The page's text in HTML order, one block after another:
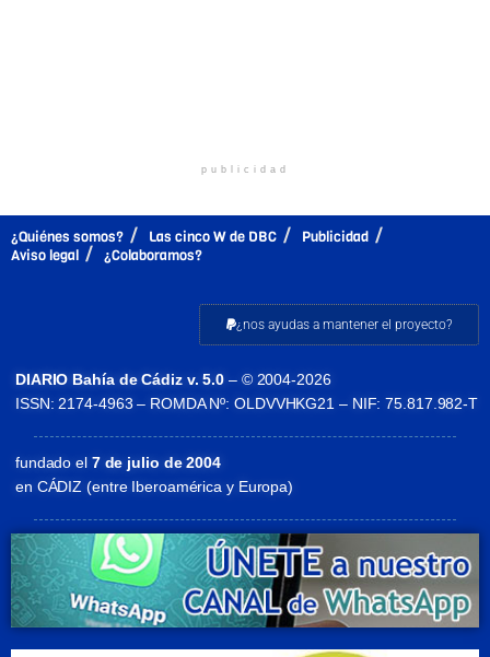
publicidad
¿Quiénes somos? Las cinco W de DBC
Publicidad
Aviso legal
¿Colaboramos?
¿nos ayudas a mantener el proyecto?
DIARIO Bahía de Cádiz v. 5.0 – © 2004-2026
ISSN: 2174-4963 – ROMDA Nº: OLDVVHKG21 – NIF: 75.817.982-T
fundado el7 de julio de 2004
en CÁDIZ (entre Iberoamérica y Europa)